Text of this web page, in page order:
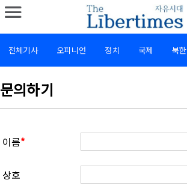
전체기사 오피니언 정치 국제 북한
문의하기
이름*필
상호